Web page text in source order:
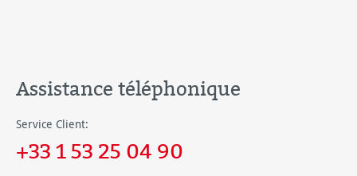
Assistance téléphonique
Service Client:
+33 1 53 25 04 90